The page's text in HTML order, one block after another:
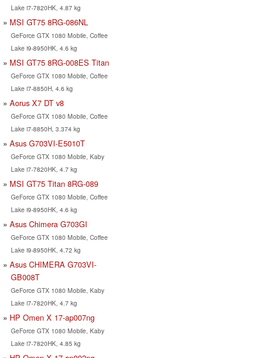
Lake i7-7820HK, 4.87 kg
MSI GT75 8RG-086NL
GeForce GTX 1080 Mobile, Coffee
Lake i9-8950HK, 4.6 kg
MSI GT75 8RG-008ES Titan
GeForce GTX 1080 Mobile, Coffee
Lake i7-8850H, 4.6 kg
Aorus X7 DT v8
GeForce GTX 1080 Mobile, Coffee
Lake i7-8850H, 3.374 kg
Asus G703VI-E5010T
GeForce GTX 1080 Mobile, Kaby
Lake i7-7820HK, 4.7 kg
MSI GT75 Titan 8RG-089
GeForce GTX 1080 Mobile, Coffee
Lake i9-8950HK, 4.6 kg
Asus Chimera G703GI
GeForce GTX 1080 Mobile, Coffee
Lake i9-8950HK, 4.72 kg
Asus CHIMERA G703VI-
GB008T
GeForce GTX 1080 Mobile, Kaby
Lake i7-7820HK, 4.7 kg
HP Omen X 17-ap007ng
GeForce GTX 1080 Mobile, Kaby
Lake i7-7820HK, 4.85 kg